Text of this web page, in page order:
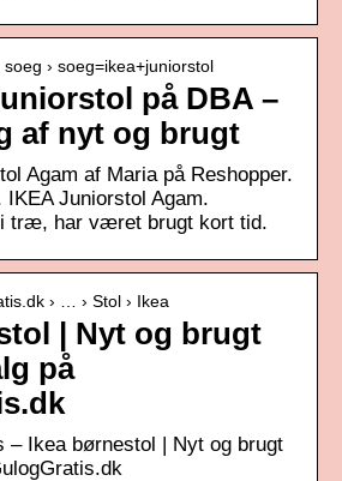
› soeg=ikea+juniorstol
på DBA –
af nyt og brugt
Agam af Maria på Reshopper.
Juniorstol Agam.
træ, har været brugt kort tid.
› … › Stol › Ikea
| Nyt og brugt
på
– Ikea børnestol | Nyt og brugt